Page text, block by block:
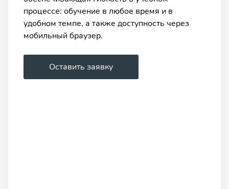
процессе: обучение в любое время и в
удобном темпе, а также доступность через
мобильный браузер.
Оставить заявку